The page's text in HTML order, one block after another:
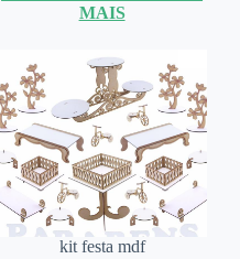
MAIS
kit festa mdf